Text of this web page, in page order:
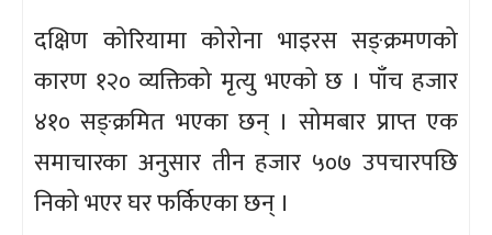
दक्षिण कोरियामा कोरोना भाइरस सङ्क्रमणको
कारण १२० व्यक्तिको मृत्यु भएको छ । पाँच हजार
४१० सङ्क्रमित भएका छन् । सोमबार प्राप्त एक
समाचारका अनुसार तीन हजार ५०७ उपचारपछि
निको भएर घर फर्किएका छन् ।